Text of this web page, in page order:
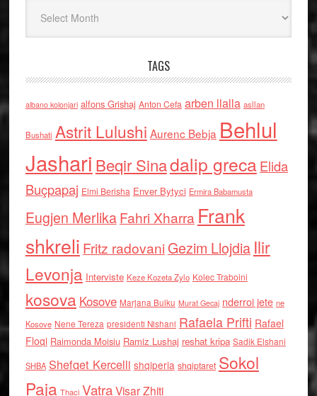
TAGS
albano kolonjari alfons Grishaj Anton Cefa arben llalla asllan
Bushati Astrit Lulushi Aurenc Bebja Behlul
Jashari Beqir Sinadalip grecaElida
Buçpapaj Elmi Berisha Enver Bytyci Ermira Babamusta
Eugjen MerlikaFahri Xharra Frank
shkreli Fritz radovaniGezim Llojdia Ilir
Levonja Interviste Keze Kozeta Zylo Kolec Traboini
kosova Kosove Marjana Bulku Murat Gecaj nderroi jete ne
Kosove Nene Tereza presidenti Nishani Rafaela Prifti Rafael
Floqi Raimonda Moisiu Ramiz Lushaj reshat kripa Sadik Elshani
SHBA Shefqet Kercelli shqiperia shqiptaret Sokol
Paja Thaci VatraVisar Zhiti